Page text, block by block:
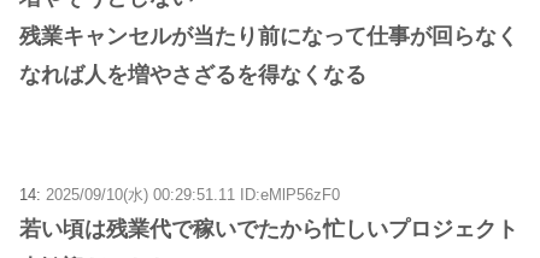
残業キャンセルが当たり前になって仕事が回らなく
なれば人を増やさざるを得なくなる
14: 2025/09/10(水) 00:29:51.11 ID:eMlP56zF0
若い頃は残業代で稼いでたから忙しいプロジェクト